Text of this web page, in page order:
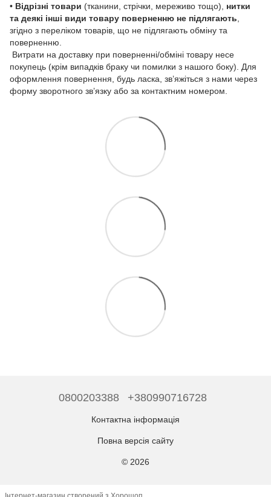
• Відрізні товари (тканини, стрічки, мереживо тощо), нитки
та деякі інші види товару поверненню не підлягають
згідно з переліком товарів, що не підлягають обміну та
поверненню.
Витрати на доставку при поверненні/обміні товару несе
покупець (крім випадків браку чи помилки з нашого боку). Для
оформлення повернення, будь ласка, зв’яжіться з нами через
форму зворотного зв’язку або за контактним номером.
0800203388 +380990716728
Контактна інформація
Повна версія сайту
© 2026